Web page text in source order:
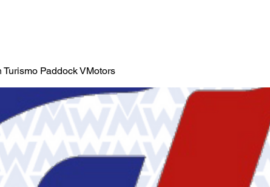
Turismo Paddock VMotors